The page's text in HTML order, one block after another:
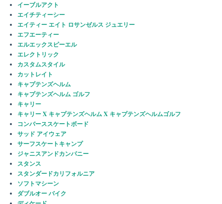
イーブルアクト
エイチティーシー
エイティー エイト ロサンゼルス ジュエリー
エフエーティー
エルエックスピーエル
エレクトリック
カスタムスタイル
カットレイト
キャプテンズヘルム
キャプテンズヘルム ゴルフ
キャリー
キャリー X キャプテンズヘルム X キャプテンズヘルムゴルフ
コンバーススケートボード
サッド アイウェア
サーフスケートキャンプ
ジャニスアンドカンパニー
スタンス
スタンダードカリフォルニア
ソフトマシーン
ダブルオー バイク